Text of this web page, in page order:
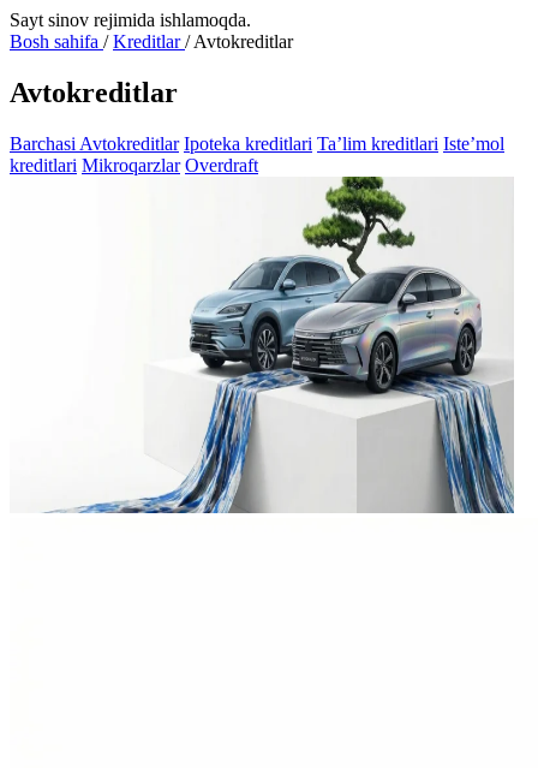
Sayt sinov rejimida ishlamoqda.
Bosh sahifa / Kreditlar/Avtokreditlar
Avtokreditlar
Barchasi Avtokreditlar Ipoteka kreditlari Ta’lim kreditlari Iste’mol
kreditlari Mikroqarzlar Overdraft